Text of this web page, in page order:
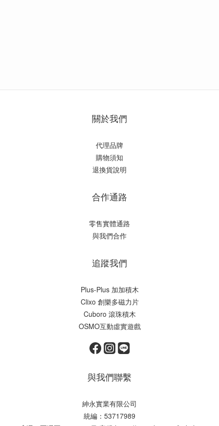
關於我們
代理品牌
購物須知
退換貨說明
合作通路
零售實體通路
與我們合作
追蹤我們
Plus-Plus 加加積木
Clixo 創樂多磁力片
Cuboro 滾珠積木
OSMO互動虛實遊戲
與我們聯繫
紳永實業有限公司
統編：53717989